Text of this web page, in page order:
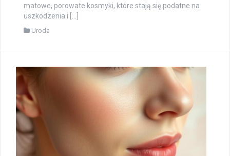
matowe, porowate kosmyki, które stają się podatne na
uszkodzenia i […]
Uroda